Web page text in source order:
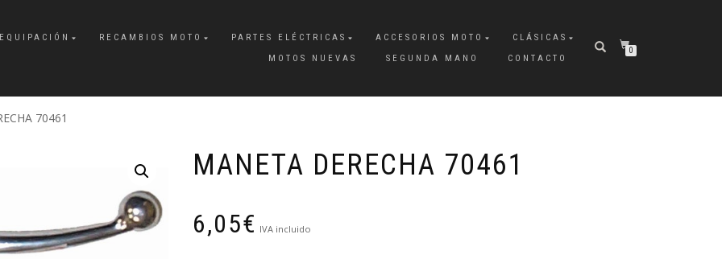
EQUIPACIÓN RECAMBIOS MOTO PARTES ELÉCTRICAS ACCESORIOS MOTO
CLÁSICAS
MOTOS NUEVAS
SEGUNDA MANO CONTACTO
0
70461
MANETA DERECHA 70461
6,05€ IVA incluido